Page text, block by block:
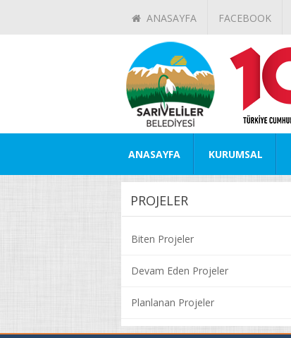
ANASAYFA FACEBOOK
ANASAYFA KURUMSAL
PROJELER
Biten Projeler
Devam Eden Projeler
Planlanan Projeler